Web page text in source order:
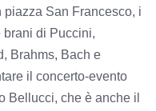
San Francesco, i
brani di Puccini,
Brahms, Bach e
il concerto-evento
Bellucci, che è anche il